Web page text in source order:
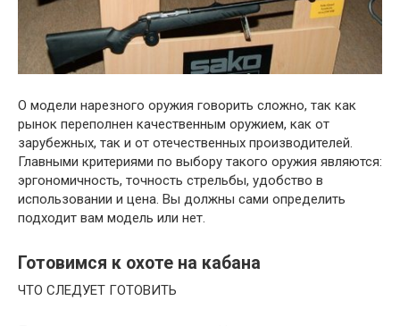
О модели нарезного оружия говорить сложно, так как
рынок переполнен качественным оружием, как от
зарубежных, так и от отечественных производителей.
Главными критериями по выбору такого оружия являются:
эргономичность, точность стрельбы, удобство в
использовании и цена. Вы должны сами определить
подходит вам модель или нет.
Готовимся к охоте на кабана
ЧТО СЛЕДУЕТ ГОТОВИТЬ